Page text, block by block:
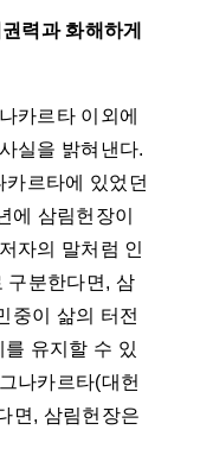
력과 화해하게
카르타 이외에
실을 밝혀낸다.
르타에 있었던
에 삼림헌장이
자의 말처럼 인
구분한다면, 삼
중이 삶의 터전
를 유지할 수 있
나카르타(대헌
면, 삼림헌장은